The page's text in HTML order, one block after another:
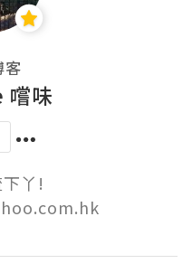
客
嚐味
丫!